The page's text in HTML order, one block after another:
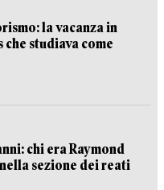
la vacanza in
che studiava come
chi era Raymond
sezione dei reati